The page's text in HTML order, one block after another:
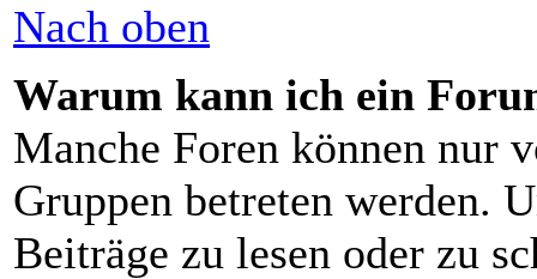
Nach oben
Warum kann ich ein
Manche Foren können nur
Gruppen betreten werden.
Beiträge zu lesen oder zu